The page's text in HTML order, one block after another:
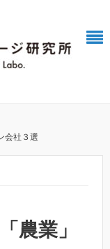
会社３選
農業」